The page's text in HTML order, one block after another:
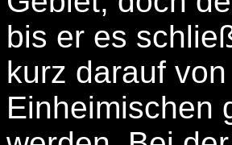
bis er es
kurz darauf
Einheimischen